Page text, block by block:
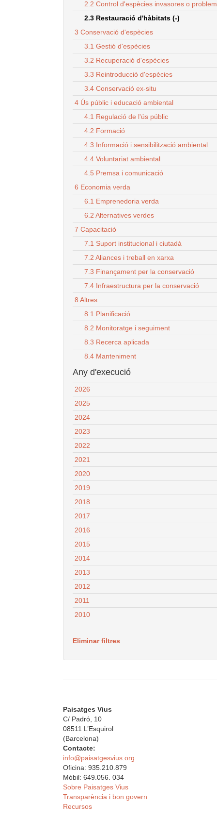
2.2 Control d'espècies invasores o
2.3 Restauració d'hàbitats (-)
3 Conservació d'espècies
3.1 Gestió d'espècies
3.2 Recuperació d'espècies
3.3 Reintroducció d'espècies
3.4 Conservació ex-situ
4 Ús públic i educació ambiental
4.1 Regulació de l'ús públic
4.2 Formació
4.3 Informació i sensibilització ambiental
4.4 Voluntariat ambiental
4.5 Premsa i comunicació
6 Economia verda
6.1 Emprenedoria verda
6.2 Alternatives verdes
7 Capacitació
7.1 Suport institucional i ciutadà
7.2 Aliances i treball en xarxa
7.3 Finançament per la conservació
7.4 Infraestructura per la conservació
8 Altres
8.1 Planificació
8.2 Monitoratge i seguiment
8.3 Recerca aplicada
8.4 Manteniment
Any d'execució
2026
2025
2024
2023
2022
2021
2020
2019
2018
2017
2016
2015
2014
2013
2012
2011
2010
Eliminar filtres
Paisatges Vius
C/ Padró, 10
08511 L’Esquirol
(Barcelona)
Contacte:
info@paisatgesvius.org
Oficina: 935.210.879
Mòbil: 649.056. 034
Sobre Paisatges Vius
Transparència i bon govern
Recursos